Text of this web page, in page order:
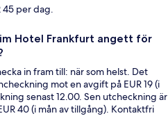
45 per dag.
Hotel Frankfurt angett för
in fram till: när som helst. Det
mot en avgift på EUR 19 (i
senast 12.00. Sen utcheckning är
40 (i mån av tillgång). Kontaktfri